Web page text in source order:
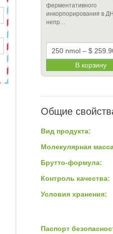
ферментативного
инкорпорирования в
непр…
В корзину
Общие
Вид продукта:
Молекулярная
Брутто-формула:
Контроль качества:
Условия хранения:
Паспорт